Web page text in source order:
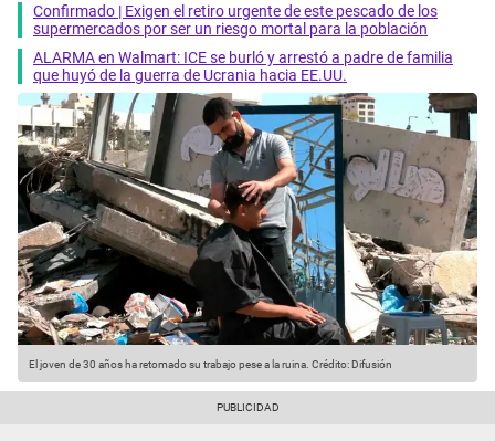
Confirmado | Exigen el retiro urgente de este pescado de los
supermercados por ser un riesgo mortal para la población
ALARMA en Walmart: ICE se burló y arrestó a padre de familia
que huyó de la guerra de Ucrania hacia EE.UU.
El joven de 30 años ha retomado su trabajo pese a la ruina. Crédito: Difusión